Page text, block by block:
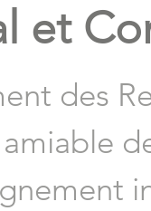
et
des